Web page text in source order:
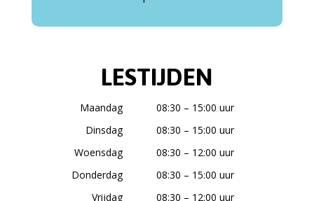
LESTIJDEN
Maandag
Dinsdag
Woensdag
Donderdag
Vrijdag
08:30 – 15:00 uur
08:30 – 15:00 uur
08:30 – 12:00 uur
08:30 – 15:00 uur
08:30 – 12:00 uur